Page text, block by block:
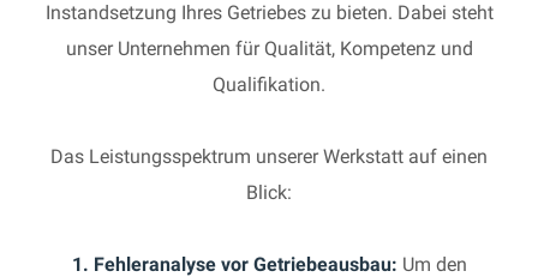
Instandsetzung Ihres Getriebes zu bieten. Dabei steht
unser Unternehmen für Qualität, Kompetenz und
Qualifikation.
Das Leistungsspektrum unserer Werkstatt auf einen
Blick:
1. Fehleranalyse vor Getriebeausbau: Um den